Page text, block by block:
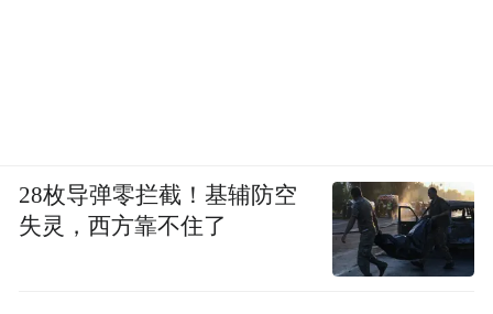
28枚导弹零拦截！基辅防空
失灵，西方靠不住了